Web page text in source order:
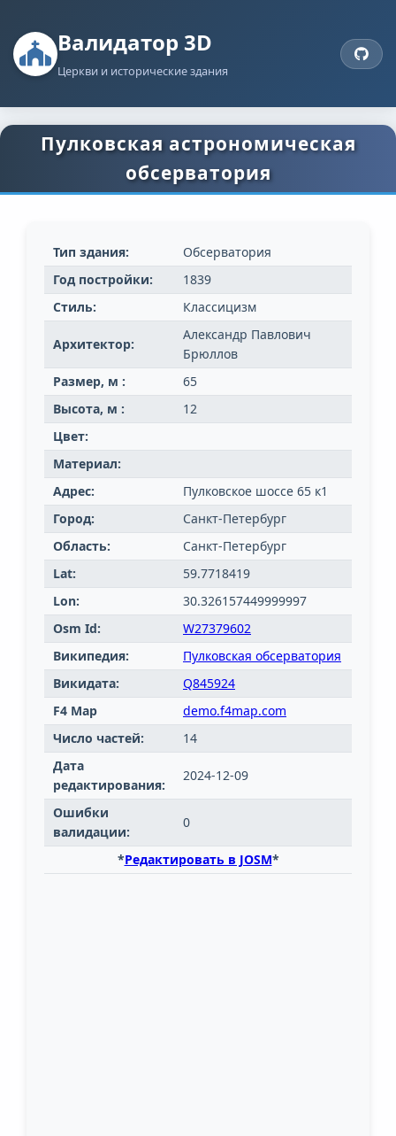
Валидатор 3D
Церкви и исторические здания
Пулковская астрономическая
обсерватория
Тип здания:
Обсерватория
Год постройки:
1839
Стиль:
Классицизм
Архитектор:
Александр Павлович
Брюллов
Размер, м :
65
Высота, м :
12
Цвет:
Материал:
Адрес:
Пулковское шоссе 65 к1
Город:
Санкт-Петербург
Область:
Санкт-Петербург
Lat:
59.7718419
Lon:
30.326157449999997
Osm Id:
W27379602
Википедия:
Пулковская обсерватория
Викидата:
Q845924
F4 Map
demo.f4map.com
Число частей:
14
Дата
редактирования:
2024-12-09
Ошибки
валидации:
0
*Редактировать в JOSM*